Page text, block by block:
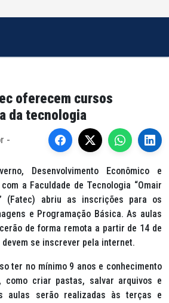
oferecem cursos
da tecnologia
-
Desenvolvimento Econômico e
a Faculdade de Tecnologia “Omair
(Fatec) abriu as inscrições para os
e Programação Básica. As aulas
de forma remota a partir de 14 de
se inscrever pela internet.
ter no mínimo 9 anos e conhecimento
como criar pastas, salvar arquivos e
aulas serão realizadas às terças e